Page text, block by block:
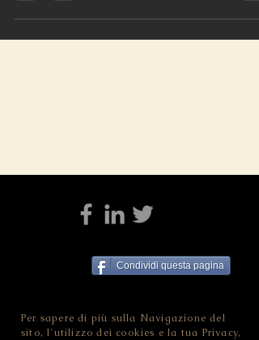
Condividi questa pagina
Per sapere di più sulla Navigazione del
sito, l'utilizzo dei cookies e la tua Privacy,